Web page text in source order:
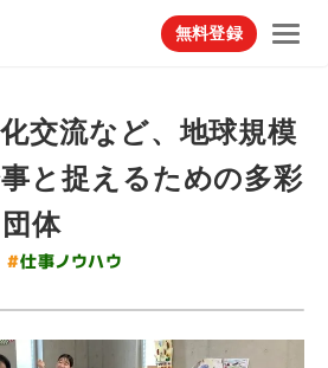
無料登録
交流など、地球規模
と捉えるための多彩
体
#仕事ノウハウ